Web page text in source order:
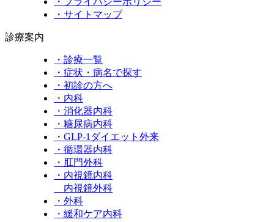
・サイトマップ
診療案内
・診療一覧
・症状・病名で探す
・初診の方へ
・内科
・消化器内科
・糖尿病内科
・GLP‐1ダイエット外来
・循環器内科
・肛門外科
・内視鏡内科
内視鏡外科
・外科
・緩和ケア内科